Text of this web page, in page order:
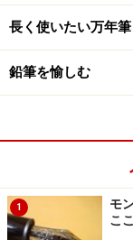
長く使いたい万年筆
鉛筆を愉しむ
1
モ
こ